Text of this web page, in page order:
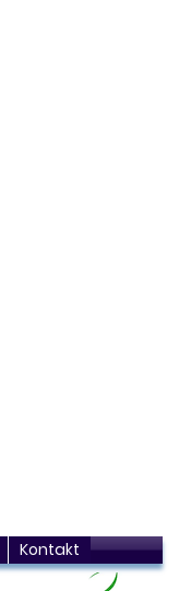
Kontakt